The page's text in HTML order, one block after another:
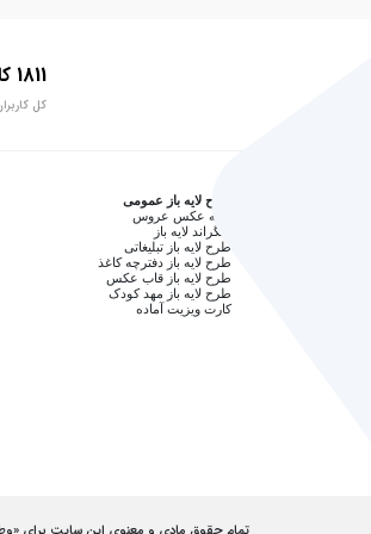
1811 کاربر
کل
طرح لایه باز عمومی
آتلیه عکس عروس
بکگراند لایه باز
طرح لایه باز تبلیغاتی
طرح لایه باز دفترچه کاغذ
طرح لایه باز قاب عکس
طرح لایه باز مهد کودک
کارت ویزیت آماده